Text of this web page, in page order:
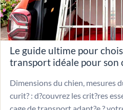
Le guide ultime pour
transport idéale pour son
Dimensions du chien, mesures
curit? : d?couvrez les crit?res